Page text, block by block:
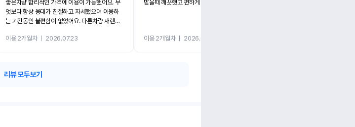
좋은차량 합리적인 가격에 이용이 가능했어요. 무
엇보다 항상 응대가 친절하고 자세했으며 이용하
는 기간동안 불편함이 없었어요. 다른차량 재렌트
카 렌트 고민없이 강추합니다!!
이용 2개월차ㅣ 2026.07.23
받을때 깨끗햇고 편하게 잘이용했습니다!
이용 2개월차ㅣ 2026.07.08
리뷰 모두보기